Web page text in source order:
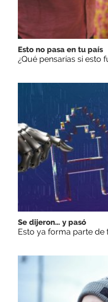
Esto no pasa en tu país
¿Qué pensarías si esto
Se dijeron… y pasó
Esto ya forma parte de